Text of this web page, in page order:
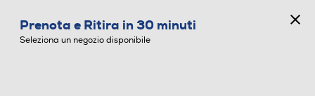
Prenota e Ritira in 30 minuti
Seleziona un negozio disponibile